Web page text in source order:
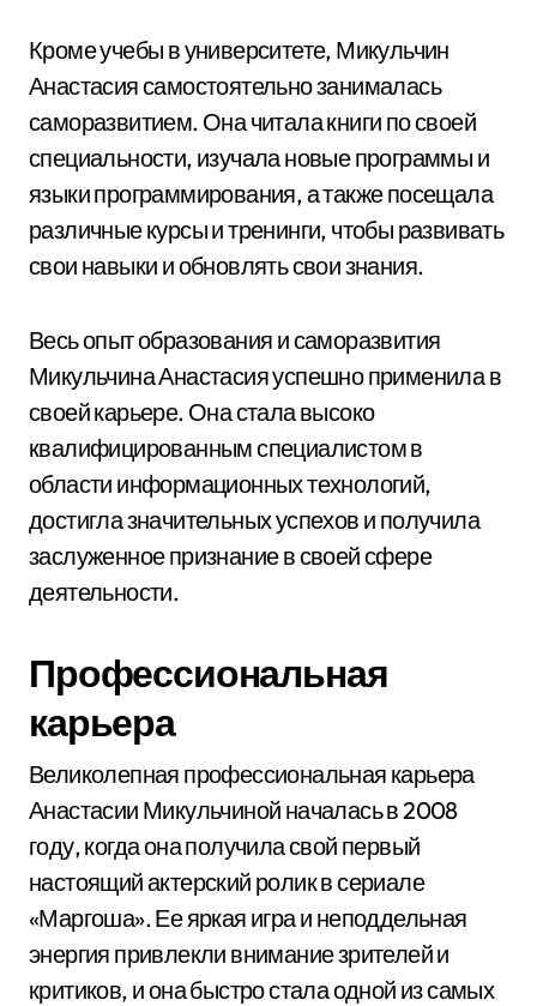
Кроме учебы в университете, Микульчин
Анастасия самостоятельно занималась
саморазвитием. Она читала книги по своей
специальности, изучала новые программы и
языки программирования, а также посещала
различные курсы и тренинги, чтобы развивать
свои навыки и обновлять свои знания.
Весь опыт образования и саморазвития
Микульчина Анастасия успешно применила в
своей карьере. Она стала высоко
квалифицированным специалистом в
области информационных технологий,
достигла значительных успехов и получила
заслуженное признание в своей сфере
деятельности.
Профессиональная
карьера
Великолепная профессиональная карьера
Анастасии Микульчиной началась в 2008
году, когда она получила свой первый
настоящий актерский ролик в сериале
«Маргоша». Ее яркая игра и неподдельная
энергия привлекли внимание зрителей и
критиков, и она быстро стала одной из самых